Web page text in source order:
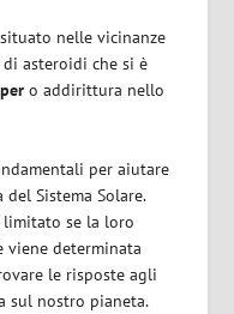
nelle vicinanze
asteroidi che si è
o addirittura nello
per aiutare
Sistema Solare.
se la loro
viene determinata
le risposte agli
sul nostro pianeta.